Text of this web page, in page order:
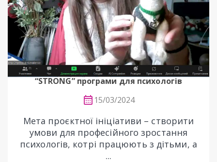
“STRONG” програми для психологів
15/03/2024
Мета проєктної ініціативи – створити
умови для професійного зростання
психологів, котрі працюють з дітьми, а
...